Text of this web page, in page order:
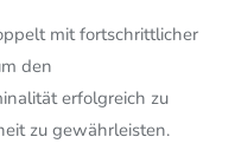
mit fortschrittlicher
den
erfolgreich zu
zu gewährleisten.